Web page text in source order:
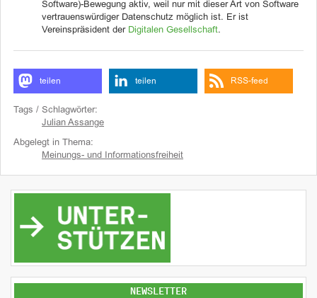
Software)-Bewegung aktiv, weil nur mit dieser Art von Software
vertrauenswürdiger Datenschutz möglich ist. Er ist
Vereinspräsident der Digitalen Gesellschaft.
teilen teilen RSS-feed
Tags / Schlagwörter:
Julian Assange
Abgelegt in Thema:
Meinungs- und Informationsfreiheit
NEWSLETTER